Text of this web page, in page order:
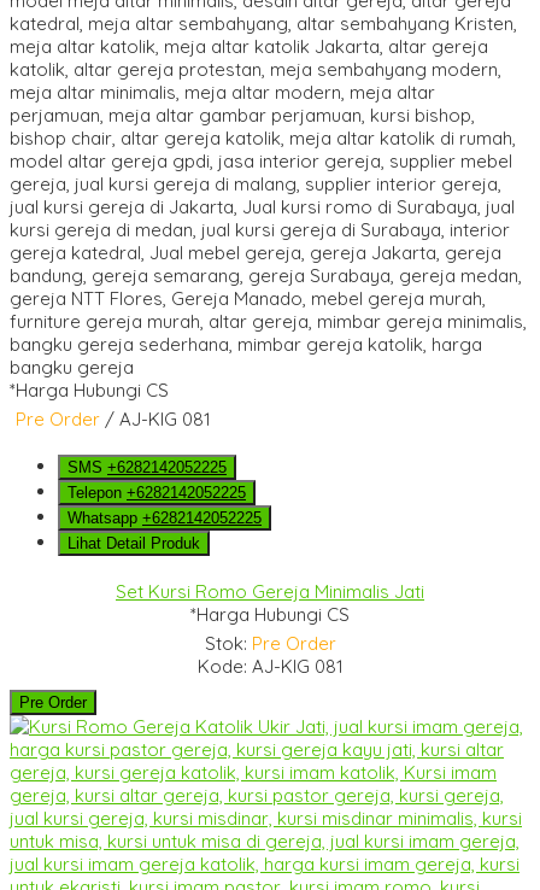
*Harga Hubungi CS
Pre Order / AJ-KIG 081
SMS +6282142052225
Telepon +6282142052225
Whatsapp +6282142052225
Lihat Detail Produk
Set Kursi Romo Gereja Minimalis Jati
*Harga Hubungi CS
Stok: Pre Order
Kode: AJ-KIG 081
Pre Order